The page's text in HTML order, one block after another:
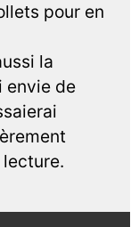
pour en
la
envie de